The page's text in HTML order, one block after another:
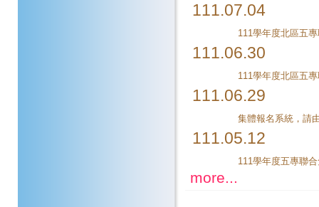
111.07.04
111.06.30
111.06.29
111.05.12
more...